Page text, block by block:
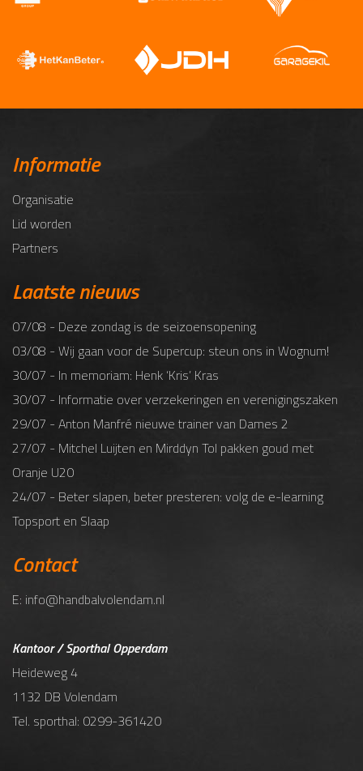
Informatie
Organisatie
Lid worden
Partners
Laatste nieuws
07/08 - Deze zondag is de seizoensopening
03/08 - Wij gaan voor de Supercup: steun ons in Wognum!
30/07 - In memoriam: Henk ‘Kris’ Kras
30/07 - Informatie over verzekeringen en verenigingszaken
29/07 - Anton Manfré nieuwe trainer van Dames 2
27/07 - Mitchel Luijten en Mirddyn Tol pakken goud met
Oranje U20
24/07 - Beter slapen, beter presteren: volg de e-learning
Topsport en Slaap
Contact
E: info@handbalvolendam.nl
Kantoor / Sporthal Opperdam
Heideweg 4
1132 DB Volendam
Tel. sporthal: 0299-361420